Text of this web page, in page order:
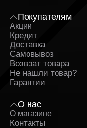
Покупателям
Акции
Кредит
Доставка
Самовывоз
Возврат товара
Не нашли товар?
Гарантии
О нас
О магазине
Контакты